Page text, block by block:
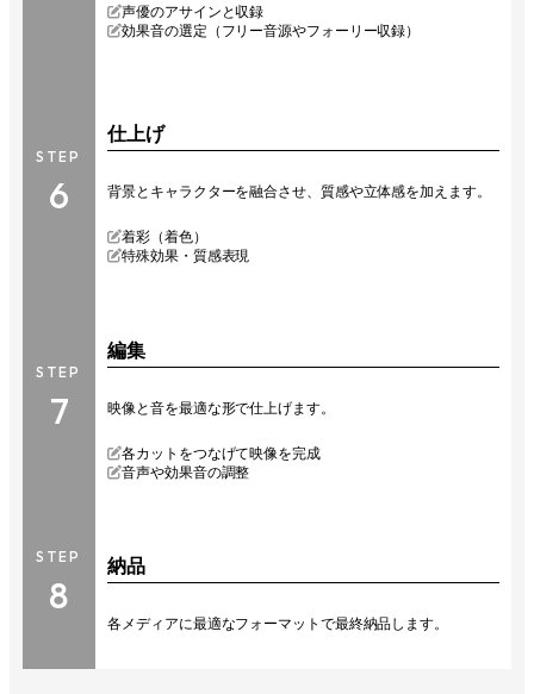
声優のアサインと収録
効果音の選定（フリー音源やフォーリー収録）
STEP
6
仕上げ
背景とキャラクターを融合させ、質感や立体感を加えます。
着彩（着色）
特殊効果・質感表現
STEP
7
編集
映像と音を最適な形で仕上げます。
各カットをつなげて映像を完成
音声や効果音の調整
STEP
8
納品
各メディアに最適なフォーマットで最終納品します。